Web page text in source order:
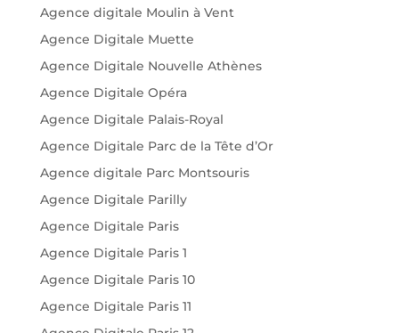
Agence digitale Moulin à Vent
Agence Digitale Muette
Agence Digitale Nouvelle Athènes
Agence Digitale Opéra
Agence Digitale Palais-Royal
Agence Digitale Parc de la Tête d’Or
Agence digitale Parc Montsouris
Agence Digitale Parilly
Agence Digitale Paris
Agence Digitale Paris 1
Agence Digitale Paris 10
Agence Digitale Paris 11